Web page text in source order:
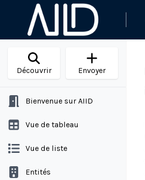
Découvrir Envoyer
Bienvenue sur AIID
Vue de tableau
Vue de liste
Entités